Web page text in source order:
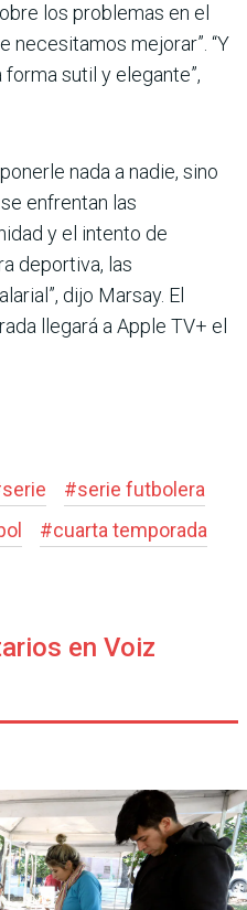
los problemas en el
necesitamos mejorar”. “Y
sutil y elegante”,
nada a nadie, sino
enfrentan las
y el intento de
deportiva, las
dijo Marsay. El
llegará a Apple TV+ el
serie #serie futbolera
#cuarta temporada
en Voiz